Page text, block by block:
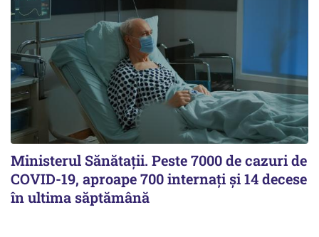
Ministerul Sănătații. Peste 7000 de cazuri de
COVID-19, aproape 700 internați și 14 decese
în ultima săptămână